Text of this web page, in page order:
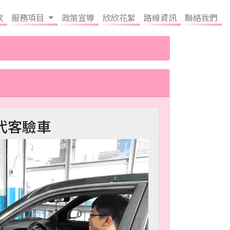
服務項目 政策宣導 欣欣花絮 路線資訊 聯絡我們
客驗車